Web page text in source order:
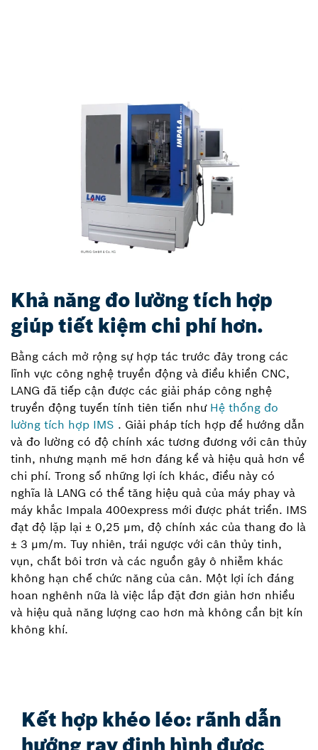
Khả năng đo lường tích hợp
giúp tiết kiệm chi phí hơn.
Bằng cách mở rộng sự hợp tác trước đây trong các
lĩnh vực công nghệ truyền động và điều khiển CNC,
LANG đã tiếp cận được các giải pháp công nghệ
truyền động tuyến tính tiên tiến như Hệ thống đo
lường tích hợp IMS . Giải pháp tích hợp để hướng dẫn
và đo lường có độ chính xác tương đương với cân thủy
tinh, nhưng mạnh mẽ hơn đáng kể và hiệu quả hơn về
chi phí. Trong số những lợi ích khác, điều này có
nghĩa là LANG có thể tăng hiệu quả của máy phay và
máy khắc Impala 400express mới được phát triển. IMS
đạt độ lặp lại ± 0,25 µm, độ chính xác của thang đo là
± 3 µm/m. Tuy nhiên, trái ngược với cân thủy tinh,
vụn, chất bôi trơn và các nguồn gây ô nhiễm khác
không hạn chế chức năng của cân. Một lợi ích đáng
hoan nghênh nữa là việc lắp đặt đơn giản hơn nhiều
và hiệu quả năng lượng cao hơn mà không cần bịt kín
không khí.
Kết hợp khéo léo: rãnh dẫn